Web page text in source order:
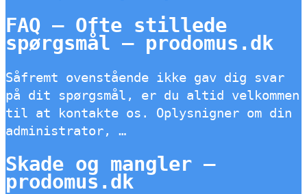
FAQ – Ofte stillede
spørgsmål – prodomus.dk
Såfremt ovenstående ikke gav dig svar
på dit spørgsmål, er du altid velkommen
til at kontakte os. Oplysnigner om din
administrator, …
Skade og mangler –
prodomus.dk